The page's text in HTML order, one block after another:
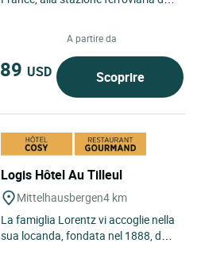
A partire da
89 USD Scoprire
Logis Hôtel Au Tilleul
Mittelhausbergen4 km
La famiglia Lorentz vi accoglie nella
sua locanda, fondata nel 1888, da 5